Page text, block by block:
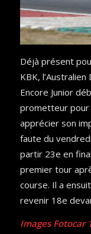
Déjà présent
KBK,
Encore Junior
prometteur pour
apprécier son
faute du
partir 23e en
premier tour
course. Il a
revenir 18e
Images Fotocar